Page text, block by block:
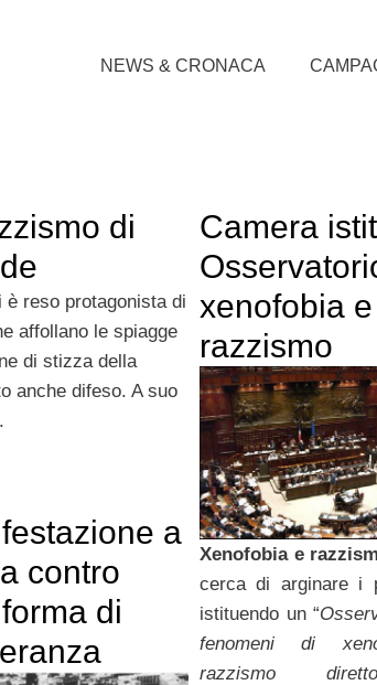
NEWS & CRONACA
di
è reso protagonista di
affollano le spiagge
di stizza della
anche difeso. A suo
Camera
xenofobia e
razzismo
Xenofobia e
cerca di arginare i
istituendo un “
fenomeni di
razzismo
a
contro
di